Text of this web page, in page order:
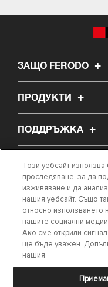
ЗАЩО FERODO
ПРОДУКТИ
ПОДДРЪЖКА
ЗА НАС
БЛОГ
НАМЕРИ МОЯТА
Този уебсайт използва
проследяване, за да
изживяване и да
нашия уебсайт. Също
относно използването
нашите социални
Ако сме открили
ще бъде уважен.
нашия